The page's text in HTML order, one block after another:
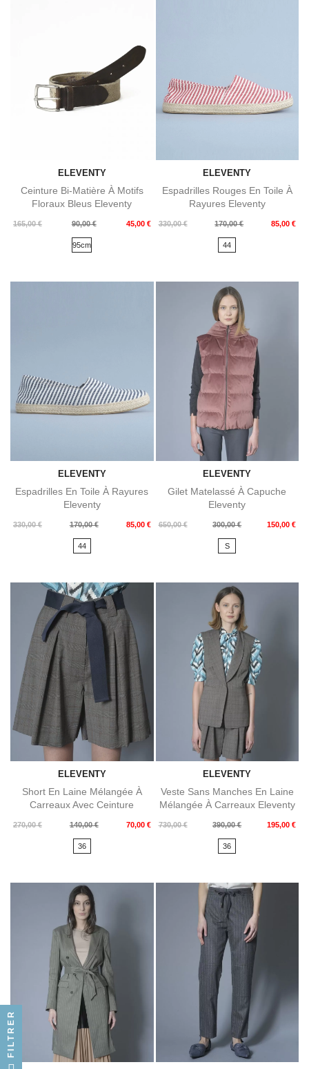
ELEVENTY
Ceinture Bi-Matière À Motifs
Floraux Bleus Eleventy
165,00 €
Prix
90,00 € 45,00 €
Prix
95cm
ELEVENTY
Espadrilles Rouges En Toile À
Rayures Eleventy
330,00 €
Prix
170,00 € 85,00 €
Prix
44
ELEVENTY
Espadrilles En Toile À Rayures
Eleventy
330,00 €
Prix
170,00 € 85,00 €
Prix
44
ELEVENTY
Gilet Matelassé À Capuche
Eleventy
650,00 €
Prix
300,00 € 150,00 €
Prix
S
ELEVENTY
Short En Laine Mélangée À
Carreaux Avec Ceinture
270,00 €
Prix
140,00 € 70,00 €
Prix
36
ELEVENTY
Veste Sans Manches En Laine
Mélangée À Carreaux Eleventy
730,00 €
Prix
390,00 € 195,00 €
Prix
36
FILTRER